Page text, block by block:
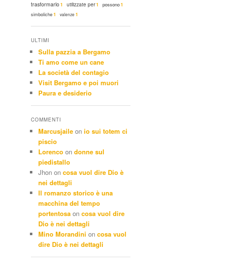
trasformarlo1 utilizzate per1 possono1
sim­boliche1 valenze1
ULTIMI
Sulla pazzia a Bergamo
Ti amo come un cane
La società del contagio
Visit Bergamo e poi muori
Paura e desiderio
COMMENTI
Marcusjaile on io sui totem ci
piscio
Lorenco on donne sul
piedistallo
Jhon on cosa vuol dire Dio è
nei dettagli
Il romanzo storico è una
macchina del tempo
portentosa on cosa vuol dire
Dio è nei dettagli
Mino Morandini on cosa vuol
dire Dio è nei dettagli